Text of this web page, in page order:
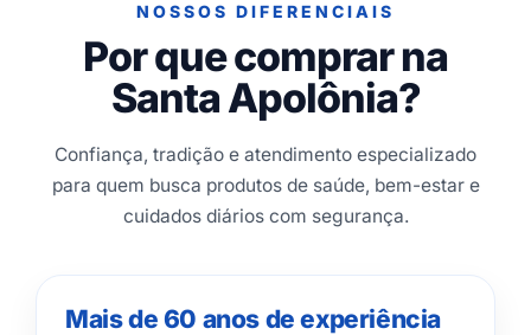
NOSSOS DIFERENCIAIS
Por que comprar na
Santa Apolônia?
Confiança, tradição e atendimento especializado
para quem busca produtos de saúde, bem-estar e
cuidados diários com segurança.
Mais de 60 anos de experiência